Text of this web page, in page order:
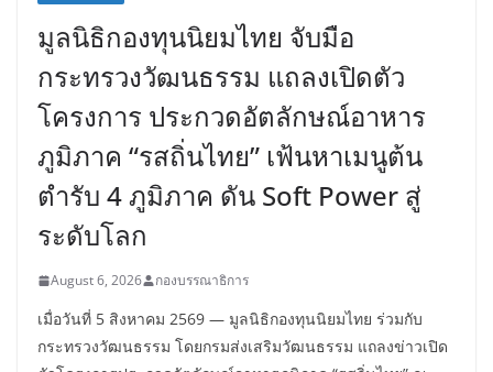
มูลนิธิกองทุนนิยมไทย จับมือ
กระทรวงวัฒนธรรม แถลงเปิดตัว
โครงการ ประกวดอัตลักษณ์อาหาร
ภูมิภาค “รสถิ่นไทย” เฟ้นหาเมนูต้น
ตำรับ 4 ภูมิภาค ดัน Soft Power สู่
ระดับโลก
August 6, 2026 กองบรรณาธิการ
เมื่อวันที่ 5 สิงหาคม 2569 — มูลนิธิกองทุนนิยมไทย ร่วมกับ
กระทรวงวัฒนธรรม โดยกรมส่งเสริมวัฒนธรรม แถลงข่าวเปิด